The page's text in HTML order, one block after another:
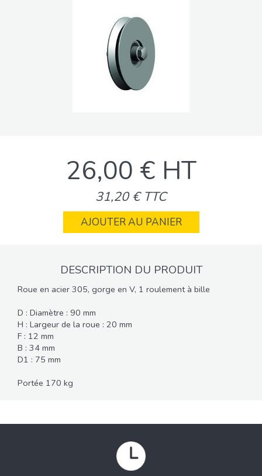
26,00 € HT
31,20 € TTC
AJOUTER AU PANIER
DESCRIPTION DU PRODUIT
Roue en acier 305, gorge en V, 1 roulement à bille
D : Diamètre : 90 mm
H : Largeur de la roue : 20 mm
F : 12 mm
B : 34 mm
D1 : 75 mm
Portée 170 kg